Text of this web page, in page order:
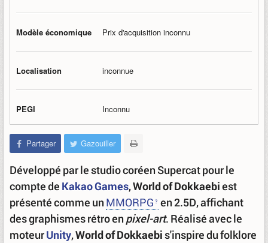
Modèle économique Prix d'acquisition inconnu
Localisation inconnue
PEGI Inconnu
Partager Gazouiller
Développé par le studio coréen Supercat pour le
compte de Kakao Games,World of Dokkaebiest
présenté comme un MMORPG en 2.5D, affichant
des graphismes rétro en pixel-art. Réalisé avec le
moteurUnity,World of Dokkaebis'inspire du folklore